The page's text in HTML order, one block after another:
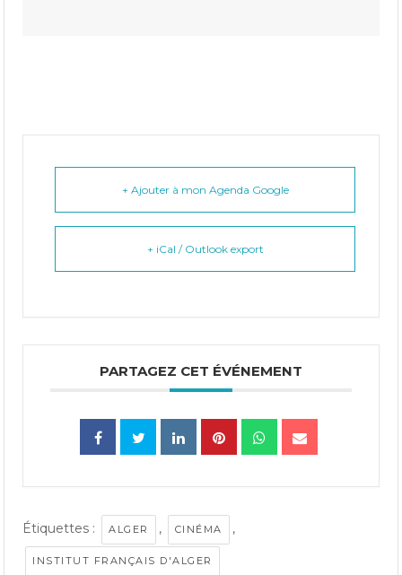
+ Ajouter à mon Agenda Google
+ iCal / Outlook export
PARTAGEZ CET ÉVÉNEMENT
Étiquettes : ALGER , CINÉMA ,
INSTITUT FRANÇAIS D'ALGER